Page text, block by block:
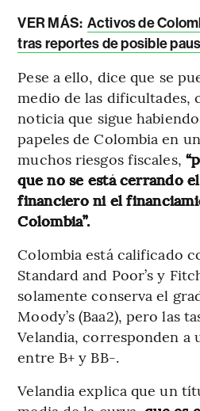
VER MÁS: Activos de
tras reportes de posible
Pese a ello, dice que se
medio de las dificultades,
noticia que sigue
papeles de Colombia en
muchos riesgos fiscales,
que no se está cerrando
financiero ni el
Colombia”.
Colombia está calificado
Standard and Poor’s y
solamente conserva el
Moody’s (Baa2), pero las
Velandia, corresponden a
entre B+ y BB-.
Velandia explica que un